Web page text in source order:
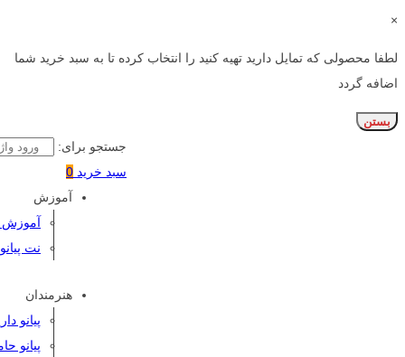
×
لطفا محصولی که تمایل دارید تهیه کنید را انتخاب کرده تا به سبد خرید شما
اضافه گردد
بستن
جستجو برای:
سبد خرید 0
آموزش
آموزش
نت پیانو
هنرمندان
پیانو
پیانو